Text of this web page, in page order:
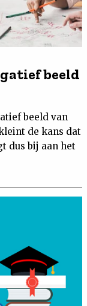
beeld
beeld van
de kans dat
dus bij aan het